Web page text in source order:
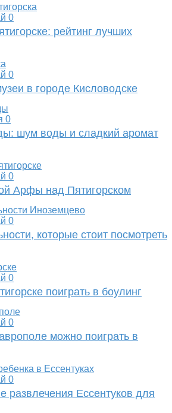
0
рейтинг лучших
0
в городе Кисловодске
0
шум воды и сладкий аромат
0
Арфы над Пятигорском
0
которые стоит посмотреть
0
поиграть в боулинг
0
можно поиграть в
0
Ессентуков для